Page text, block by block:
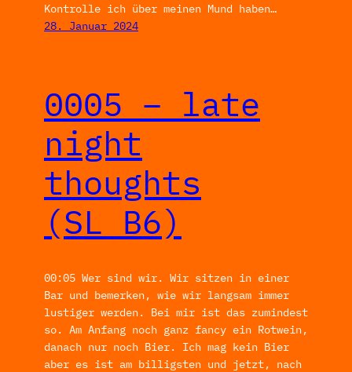
Kontrolle ich über meinen Mund haben…
28. Januar 2024
0005 – late
night
thoughts
(SL_B6)
00:05 Wer sind wir. Wir sitzen in einer
Bar und bemerken, wie wir langsam immer
lustiger werden. Bei mir ist das zumindest
so. Am Anfang noch ganz fancy ein Rotwein,
danach nur noch Bier. Ich mag kein Bier
aber es ist am billigsten und jetzt, nach